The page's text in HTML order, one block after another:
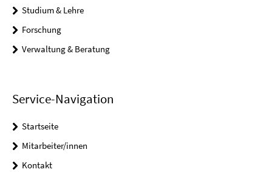
Studium & Lehre
Forschung
Verwaltung & Beratung
Service-Navigation
Startseite
Mitarbeiter/innen
Kontakt